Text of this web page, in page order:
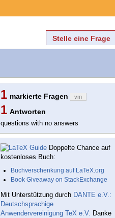
Stelle eine Frage
1 markierte Fragen vm
1 Antworten
questions with no answers
Doppelte Chance auf
kostenloses Buch:
Buchverschenkung auf LaTeX.org
Book Giveaway on StackExchange
Mit Unterstützung durch DANTE e.V.:
Deutschsprachige
Anwendervereinigung TeX e.V. Danke